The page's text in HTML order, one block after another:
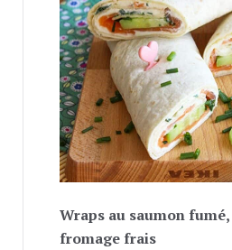
Wraps au saumon
fromage frais